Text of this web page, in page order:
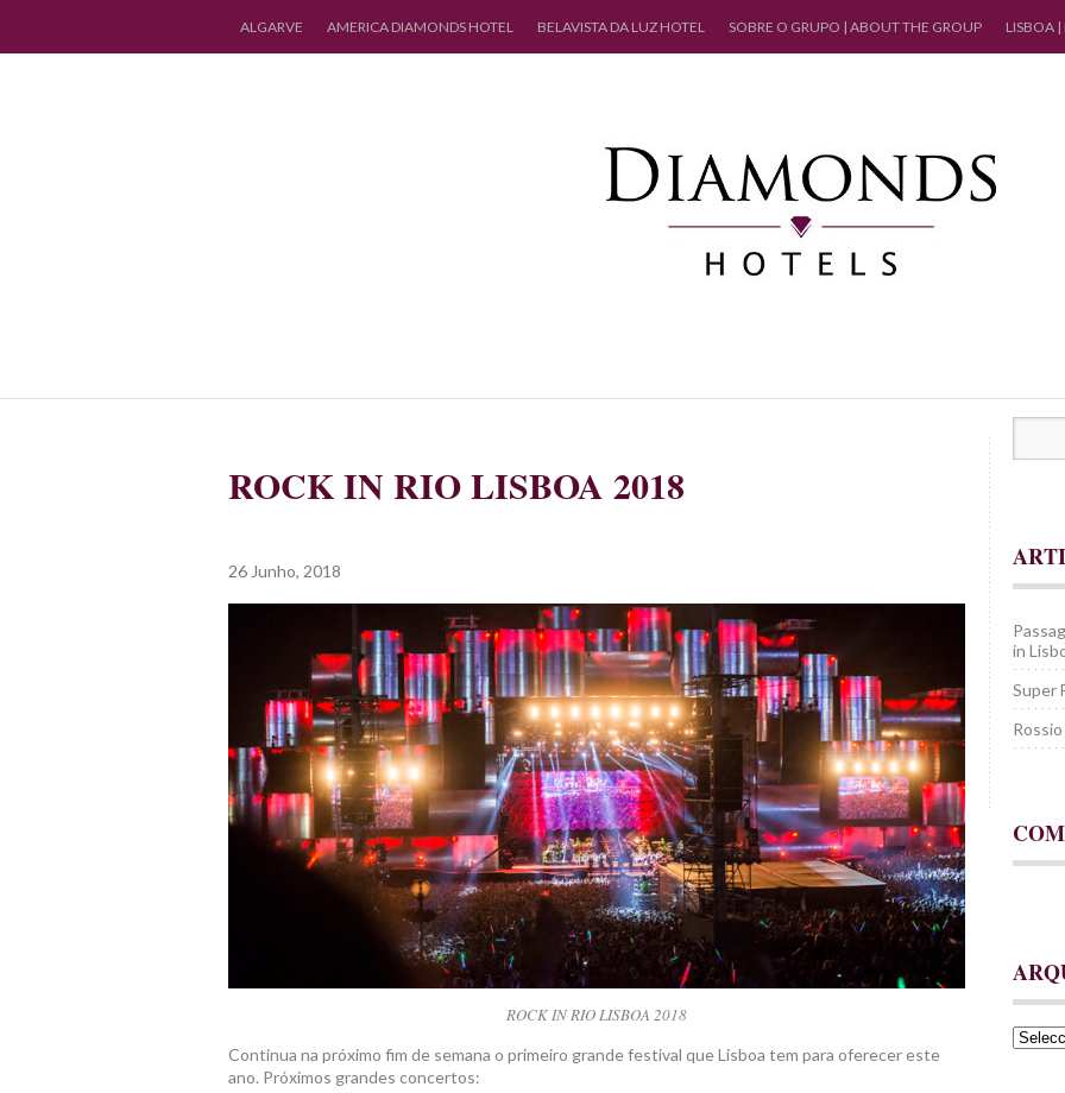
ALGARVE AMERICA DIAMONDS HOTEL BELAVISTA DA LUZ HOTEL SOBRE O GRUPO | ABOUT THE GROUP LISBOA |
ROCK IN RIO LISBOA 2018
26 Junho, 2018
ROCK IN RIO LISBOA 2018
Continua na próximo fim de semana o primeiro grande festival que Lisboa tem para oferecer este
ano. Próximos grandes concertos:
in
Super